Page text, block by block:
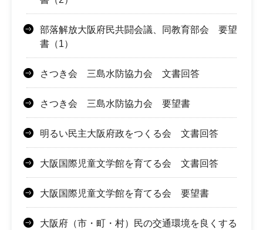
部落解放大阪府民共闘会議、同教育部会 要望
書（1）
さつき会 三島水防協力会 文書回答
さつき会 三島水防協力会 要望書
明るい民主大阪府政をつくる会 文書回答
大阪国際児童文学館を育てる会 文書回答
大阪国際児童文学館を育てる会 要望書
大阪府（市・町・村）民の交通環境を良くする